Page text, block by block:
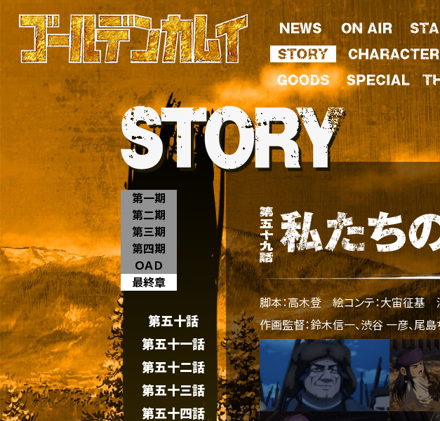
脚本：高木登絵コンテ：大宙征基
作画監督：鈴木信一、渋谷 一彦、尾島
第一期
第二期
第三期
第四期
ＯＡＤ
最終章
第五十話
第五十一話
第五十二話
第五十三話
第五十四話